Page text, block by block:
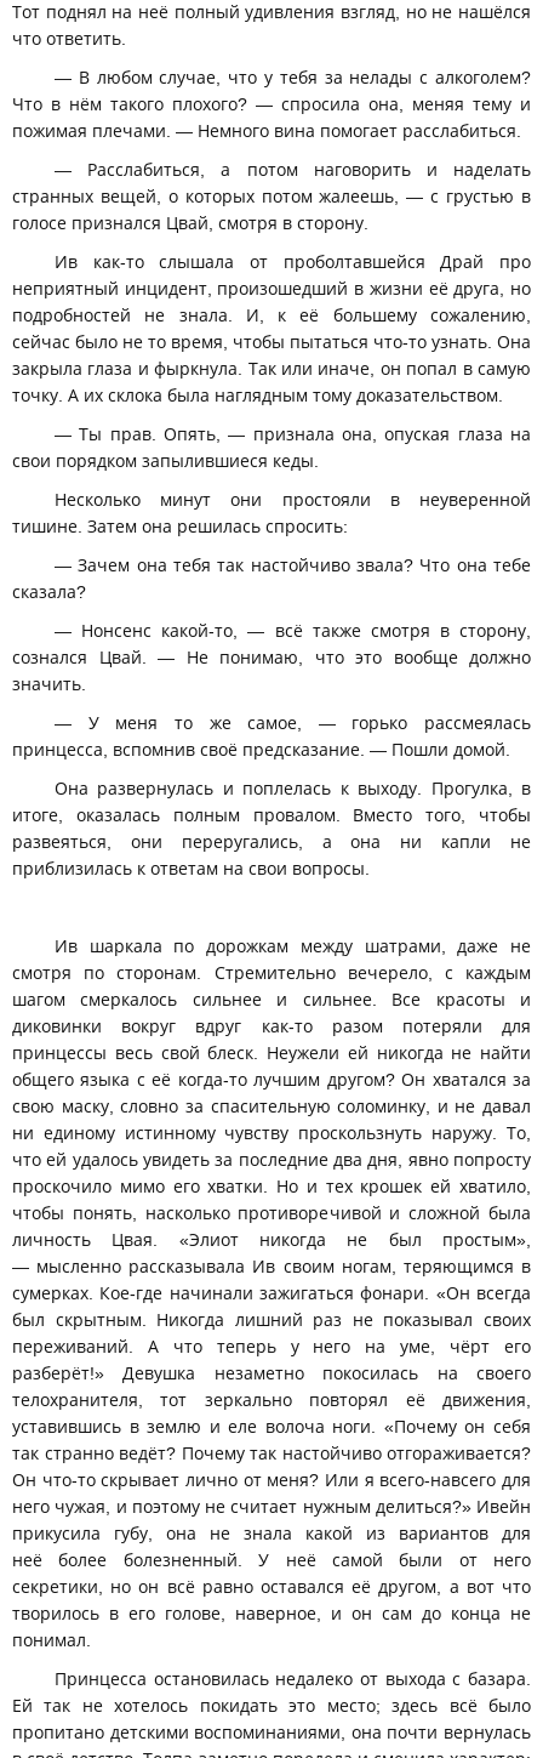
Тот поднял на неё полный удивления взгляд, но не нашёлся
что ответить.
— В любом случае, что у тебя за нелады с алкоголем?
Что в нём такого плохого? — спросила она, меняя тему и
пожимая плечами. — Немного вина помогает расслабиться.
— Расслабиться, а потом наговорить и наделать
странных вещей, о которых потом жалеешь, — с грустью в
голосе признался Цвай, смотря в сторону.
Ив как-то слышала от проболтавшейся Драй про
неприятный инцидент, произошедший в жизни её друга, но
подробностей не знала. И, к её большему сожалению,
сейчас было не то время, чтобы пытаться что-то узнать. Она
закрыла глаза и фыркнула. Так или иначе, он попал в самую
точку. А их склока была наглядным тому доказательством.
— Ты прав. Опять, — признала она, опуская глаза на
свои порядком запылившиеся кеды.
Несколько минут они простояли в неуверенной
тишине. Затем она решилась спросить:
— Зачем она тебя так настойчиво звала? Что она тебе
сказала?
— Нонсенс какой-то, — всё также смотря в сторону,
сознался Цвай. — Не понимаю, что это вообще должно
значить.
— У меня то же самое, — горько рассмеялась
принцесса, вспомнив своё предсказание. — Пошли домой.
Она развернулась и поплелась к выходу. Прогулка, в
итоге, оказалась полным провалом. Вместо того, чтобы
развеяться, они переругались, а она ни капли не
приблизилась к ответам на свои вопросы.
Ив шаркала по дорожкам между шатрами, даже не
смотря по сторонам. Стремительно вечерело, с каждым
шагом смеркалось сильнее и сильнее. Все красоты и
диковинки вокруг вдруг как-то разом потеряли для
принцессы весь свой блеск. Неужели ей никогда не найти
общего языка с её когда-то лучшим другом? Он хватался за
свою маску, словно за спасительную соломинку, и не давал
ни единому истинному чувству проскользнуть наружу. То,
что ей удалось увидеть за последние два дня, явно попросту
проскочило мимо его хватки. Но и тех крошек ей хватило,
чтобы понять, насколько противоречивой и сложной была
личность Цвая. «Элиот никогда не был простым»,
— мысленно рассказывала Ив своим ногам, теряющимся в
сумерках. Кое-где начинали зажигаться фонари. «Он всегда
был скрытным. Никогда лишний раз не показывал своих
переживаний. А что теперь у него на уме, чёрт его
разберёт!» Девушка незаметно покосилась на своего
телохранителя, тот зеркально повторял её движения,
уставившись в землю и еле волоча ноги. «Почему он себя
так странно ведёт? Почему так настойчиво отгораживается?
Он что-то скрывает лично от меня? Или я всего-навсего для
него чужая, и поэтому не считает нужным делиться?» Ивейн
прикусила губу, она не знала какой из вариантов для
неё более болезненный. У неё самой были от него
секретики, но он всё равно оставался её другом, а вот что
творилось в его голове, наверное, и он сам до конца не
понимал.
Принцесса остановилась недалеко от выхода с базара.
Ей так не хотелось покидать это место; здесь всё было
пропитано детскими воспоминаниями, она почти вернулась